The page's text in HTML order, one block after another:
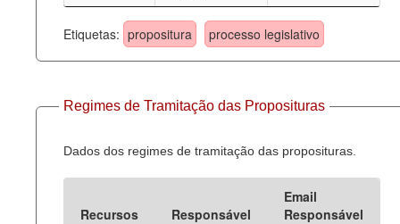
Etiquetas: propositura processo legislativo
Regimes de Tramitação das Proposituras
Dados dos regimes de tramitação das proposituras.
Recursos Responsável
Email
Responsável